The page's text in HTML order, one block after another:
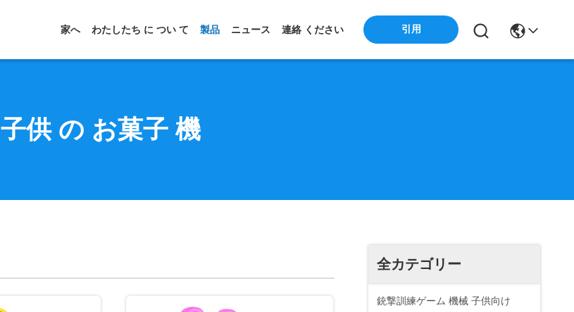
家へ わたしたち に つい て 製品 ニュース 連絡 ください 引用
子供 の お菓子 機
全カテゴリー
銃撃訓練ゲーム 機械 子供向け